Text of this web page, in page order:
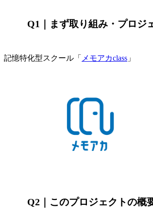
Q1｜ まず取り組み・プロジ
記憶特化型スクール「 メモアカclass 」
Q2｜このプロジェクトの概